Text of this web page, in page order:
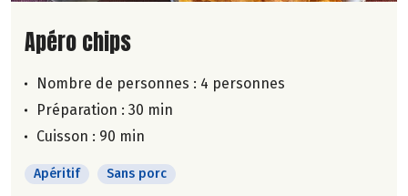
Lire la suite de la recette
Apéro chips
Nombre de personnes : 4 personnes
Préparation : 30 min
Cuisson : 90 min
Apéritif Sans porc